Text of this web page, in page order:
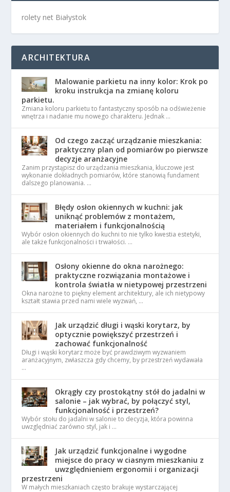
rolety net Białystok
ARCHITEKTURA
Malowanie parkietu na inny kolor: Krok po
kroku instrukcja na zmianę koloru
parkietu.
Zmiana koloru parkietu to fantastyczny sposób na odświeżenie
wnętrza i nadanie mu nowego charakteru. Jednak …
Od czego zacząć urządzanie mieszkania:
praktyczny plan od pomiarów po pierwsze
decyzje aranżacyjne
Zanim przystąpisz do urządzania mieszkania, kluczowe jest
wykonanie dokładnych pomiarów, które stanowią fundament
dalszego planowania. …
Błędy osłon okiennych w kuchni: jak
uniknąć problemów z montażem,
materiałem i funkcjonalnością
Wybór osłon okiennych do kuchni to nie tylko kwestia estetyki,
ale także funkcjonalności i trwałości. …
Osłony okienne do okna narożnego:
praktyczne rozwiązania montażowe i
kontrola światła w nietypowej przestrzeni
Okna narożne to piękny element architektury, ale ich nietypowy
kształt stawia przed nami wiele wyzwań, …
Jak urządzić długi i wąski korytarz, by
optycznie powiększyć przestrzeń i
zachować funkcjonalność
Długi i wąski korytarz może być prawdziwym wyzwaniem
aranżacyjnym, zwłaszcza gdy chcemy, by przestrzeń wydawała
…
Okrągły czy prostokątny stół do jadalni w
salonie – jak wybrać, by połączyć styl,
funkcjonalność i przestrzeń?
Wybór stołu do jadalni w salonie to decyzja, która powinna
uwzględniać zarówno styl, jak i …
Jak urządzić funkcjonalne i wygodne
miejsce do pracy w ciasnym mieszkaniu z
uwzględnieniem ergonomii i organizacji
przestrzeni
W małych mieszkaniach często brakuje wystarczającej